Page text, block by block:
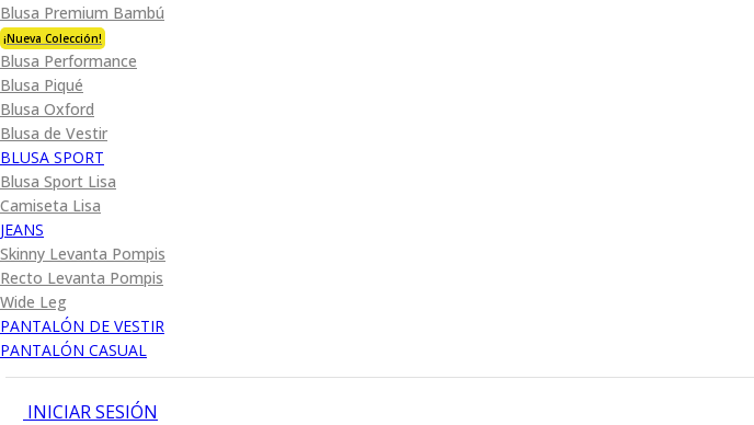
Blusa Premium Bambú
¡Nueva Colección!
Blusa Performance
Blusa Piqué
Blusa Oxford
Blusa de Vestir
BLUSA SPORT
Blusa Sport Lisa
Camiseta Lisa
JEANS
Skinny Levanta Pompis
Recto Levanta Pompis
Wide Leg
PANTALÓN DE VESTIR
PANTALÓN CASUAL
INICIAR SESIÓN